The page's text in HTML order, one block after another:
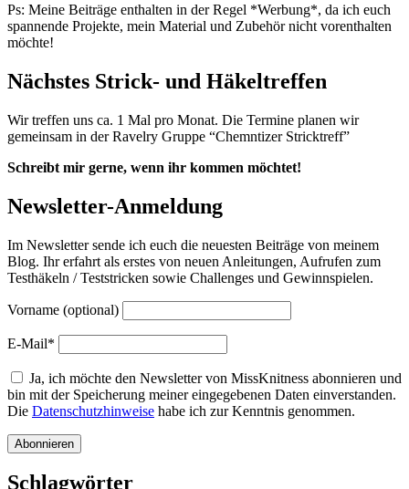
Ps: Meine Beiträge enthalten in der Regel *Werbung*, da ich euch
spannende Projekte, mein Material und Zubehör nicht vorenthalten
möchte!
Nächstes Strick- und Häkeltreffen
Wir treffen uns ca. 1 Mal pro Monat. Die Termine planen wir
gemeinsam in der Ravelry Gruppe “Chemntizer Stricktreff”
Schreibt mir gerne, wenn ihr kommen möchtet!
Newsletter-Anmeldung
Im Newsletter sende ich euch die neuesten Beiträge von meinem
Blog. Ihr erfahrt als erstes von neuen Anleitungen, Aufrufen zum
Testhäkeln / Teststricken sowie Challenges und Gewinnspielen.
Vorname (optional)
E-Mail*
Ja, ich möchte den Newsletter von MissKnitness abonnieren und
bin mit der Speicherung meiner eingegebenen Daten einverstanden.
Die Datenschutzhinweise habe ich zur Kenntnis genommen.
Schlagwörter